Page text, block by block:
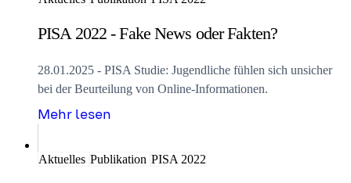
PISA 2022 - Fake News oder Fakten?
28.01.2025 - PISA Studie: Jugendliche fühlen sich unsicher
bei der Beurteilung von Online-Informationen.
Mehr lesen
Aktuelles Publikation PISA 2022